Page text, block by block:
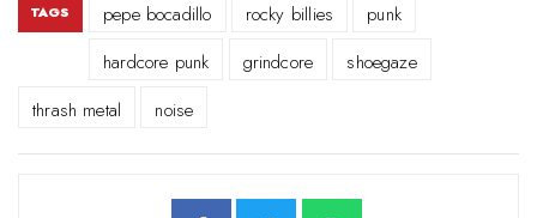
TAGS pepe bocadillo rocky billies
punk
hardcore punk
grindcore
shoegaze
thrash metal
noise